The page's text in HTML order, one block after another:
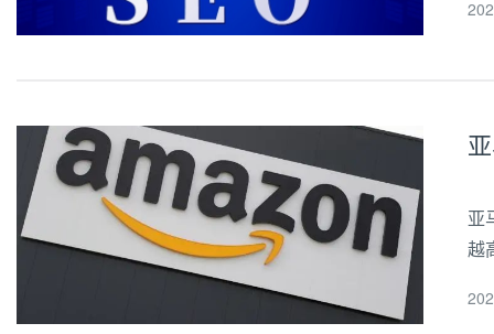
排
亚
越
关